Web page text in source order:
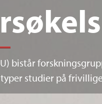
bistår
studier på